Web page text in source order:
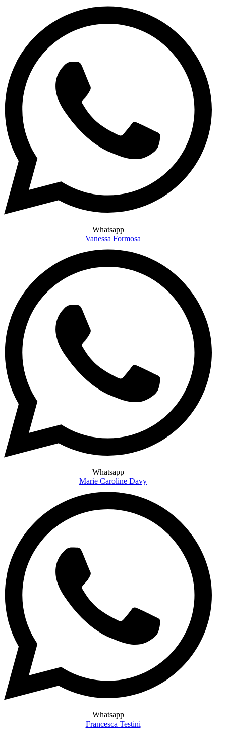
Vanessa Formosa
Whatsapp
Marie Caroline Davy
Whatsapp
Francesca Testini
Whatsapp